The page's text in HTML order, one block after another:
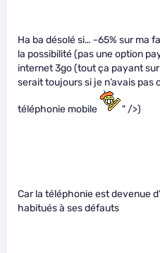
Ha ba désolé si… -65% sur ma
la possibilité (pas une option
internet 3go (tout ça payant
serait toujours si je n’avais
téléphonie mobile " />)
Car la téléphonie est devenue
habitués à ses défauts